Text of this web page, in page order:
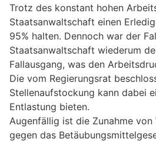
Trotz des konstant hohen
Staatsanwaltschaft einen
95% halten. Dennoch war der
Staatsanwaltschaft wiederum
Fallausgang, was den
Die vom Regierungsrat
Stellenaufstockung kann dabei
Entlastung bieten.
Augenfällig ist die Zunahme von
gegen das